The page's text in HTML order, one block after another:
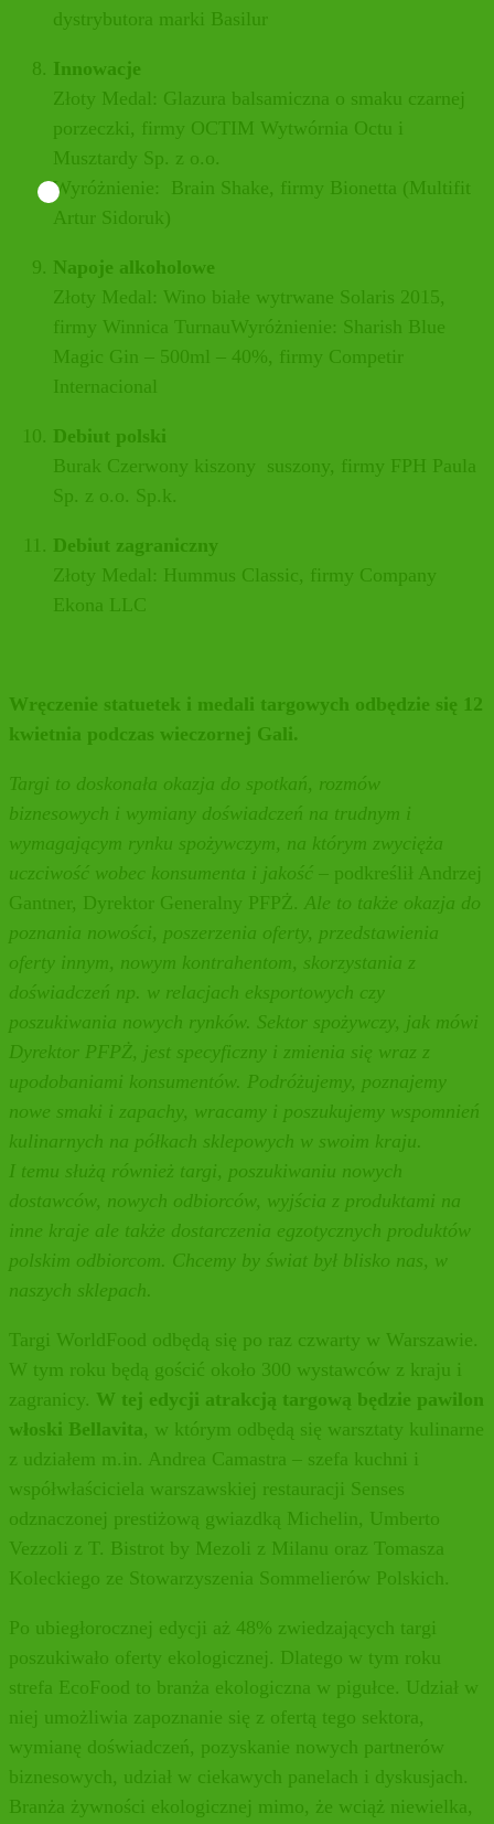
dystrybutora marki Basilur
Innowacje
Złoty Medal: Glazura balsamiczna o smaku czarnej
porzeczki, firmy OCTIM Wytwórnia Octu i
Musztardy Sp. z o.o.
Wyróżnienie: Brain Shake, firmy Bionetta (Multifit
Artur Sidoruk)
Napoje alkoholowe
Złoty Medal: Wino białe wytrwane Solaris 2015,
firmy Winnica TurnauWyróżnienie: Sharish Blue
Magic Gin – 500ml – 40%, firmy Competir
Internacional
Debiut polski
Burak Czerwony kiszony suszony, firmy FPH Paula
Sp. z o.o. Sp.k.
Debiut zagraniczny
Złoty Medal: Hummus Classic, firmy Company
Ekona LLC
Wręczenie statuetek i medali targowych odbędzie się 12
kwietnia podczas wieczornej Gali.
Targi to doskonała okazja do spotkań, rozmów
biznesowych i wymiany doświadczeń na trudnym i
wymagającym rynku spożywczym, na którym zwycięża
uczciwość wobec konsumenta i jakość
– podkreślił Andrzej
Gantner, Dyrektor Generalny PFPŻ. Ale to także okazja do
poznania nowości, poszerzenia oferty, przedstawienia
oferty innym, nowym kontrahentom, skorzystania z
doświadczeń np. w relacjach eksportowych czy
poszukiwania nowych rynków. Sektor spożywczy, jak mówi
Dyrektor PFPŻ, jest specyficzny i zmienia się wraz z
upodobaniami konsumentów. Podróżujemy, poznajemy
nowe smaki i zapachy, wracamy i poszukujemy wspomnień
kulinarnych na półkach sklepowych w swoim kraju.
I temu służą również targi, poszukiwaniu nowych
dostawców, nowych odbiorców, wyjścia z produktami na
inne kraje ale także dostarczenia egzotycznych produktów
polskim odbiorcom. Chcemy by świat był blisko nas, w
naszych sklepach.
Targi WorldFood odbędą się po raz czwarty w Warszawie.
W tym roku będą gościć około 300 wystawców z kraju i
zagranicy. W tej edycji atrakcją targową będzie pawilon
włoski Bellavita, w którym odbędą się warsztaty kulinarne
z udziałem m.in. Andrea Camastra – szefa kuchni i
współwłaściciela warszawskiej restauracji Senses
odznaczonej prestiżową gwiazdką Michelin, Umberto
Vezzoli z T. Bistrot by Mezoli z Milanu oraz Tomasza
Koleckiego ze Stowarzyszenia Sommelierów Polskich.
Po ubiegłorocznej edycji aż 48% zwiedzających targi
poszukiwało oferty ekologicznej. Dlatego w tym roku
strefa EcoFood to branża ekologiczna w pigułce. Udział w
niej umożliwia zapoznanie się z ofertą tego sektora,
wymianę doświadczeń, pozyskanie nowych partnerów
biznesowych, udział w ciekawych panelach i dyskusjach.
Branża żywności ekologicznej mimo, że wciąż niewielka,